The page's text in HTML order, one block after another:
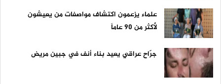
علماء يزعمون اكتشاف مواصفات من يعيشون
لأكثر من 90 عاماً
جرّاح عراقي يعيد بناء أنف في جبين مريض